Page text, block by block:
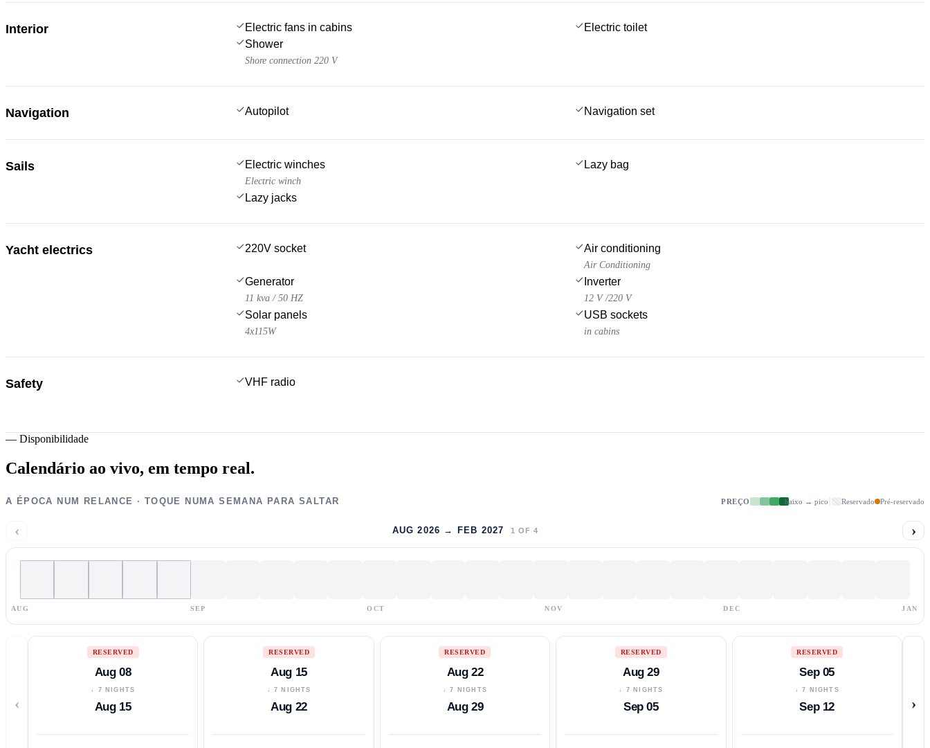
Interior Electric fans in cabins
Electric toilet
Shower
Shore connection 220 V
Navigation Autopilot Navigation set
Sails Electric winches
Electric winch
Lazy bag
Lazy jacks
Yacht electrics 220V socket Air conditioning
Air Conditioning
Generator
11 kva / 50 HZ
Inverter
12 V /220 V
Solar panels
4x115W
USB sockets
in cabins
Safety VHF radio
— Disponibilidade
Calendário ao vivo, em tempo real.
A ÉPOCA NUM RELANCE · TOQUE NUMA SEMANA PARA SALTAR PREÇO baixo → pico Reservado Pré-reservado
‹ AUG 2026 → FEB 2027 1 OF 4 ›
AUG SEP OCT NOV DEC JAN
‹
RESERVED
Aug 08
↓ 7 NIGHTS
Aug 15
RESERVED
Aug 15
↓ 7 NIGHTS
Aug 22
RESERVED
Aug 22
↓ 7 NIGHTS
Aug 29
RESERVED
Aug 29
↓ 7 NIGHTS
Sep 05
RESERVED
Sep 05
↓ 7 NIGHTS
Sep 12 ›